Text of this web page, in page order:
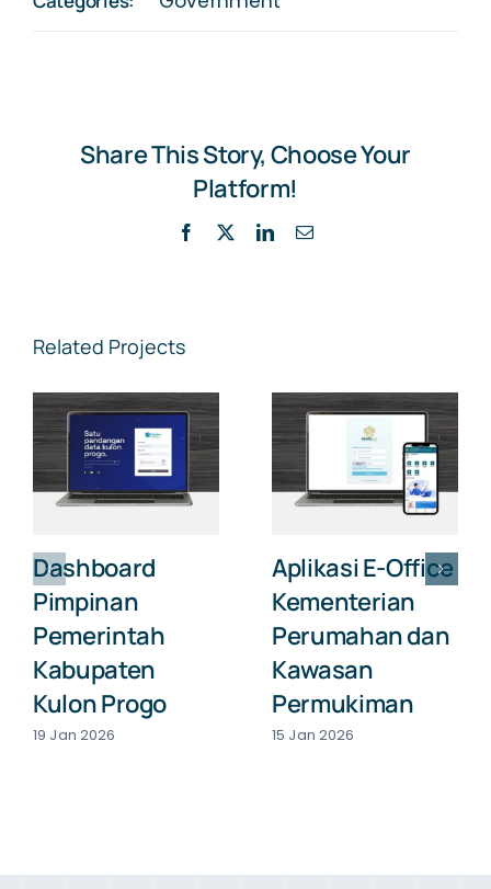
Share This Story, Choose Your
Platform!
Facebook LinkedInEmail
Related Projects
Dashboard
Pimpinan
Pemerintah
Kabupaten
Kulon Progo
19 Jan 2026
Aplikasi E-Office
Kementerian
Perumahan dan
Kawasan
Permukiman
15 Jan 2026